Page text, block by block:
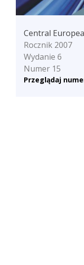
Central
Rocznik 2007
Wydanie 6
Numer 15
Przeglądaj